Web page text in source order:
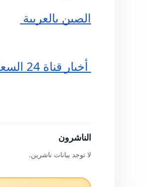
الصين بالعربية
أخبار قناة 24 السعودية
الناشرون
لا توجد بيانات ناشرين.